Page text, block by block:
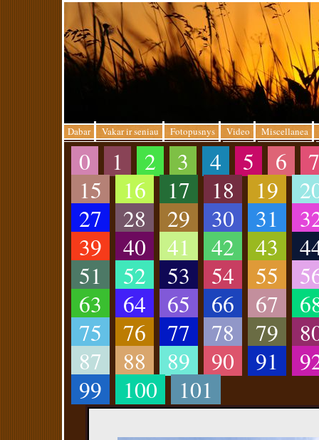
Dabar Vakar ir seniau Fotopusnys Video Miscellanea
0 1 2 3 4 5 6
15
16 17 18 19
27
28 29 30 31
39
40 41 42 43
51
52 53 54 55
63
64 65 66 67
75
76 77 78 79
87
88 89 90 91
99
100 101